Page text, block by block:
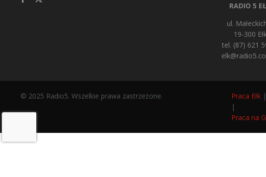
RADIO 5
ul.
19-300
tel. (87) 621
© 2025 Radio5. Wszelkie prawa zastrzeżone. Praca Ełk |
|
Praca na